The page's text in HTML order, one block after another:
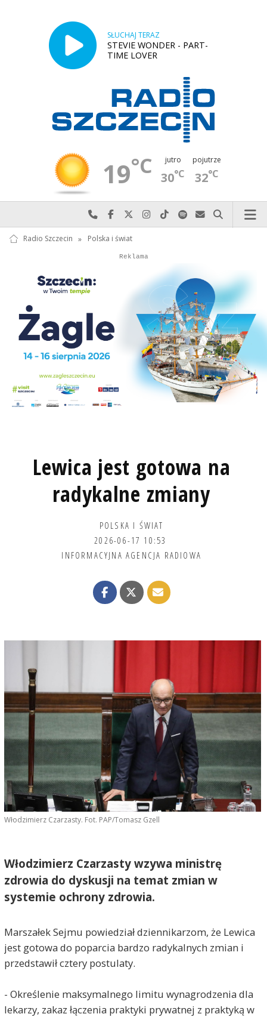
SŁUCHAJ TERAZ
STEVIE WONDER - PART-
TIME LOVER
19°C jutro
30°C
pojutrze
32°C
Najlepiej po prostu do nas zadzwoń
Odwiedź nas na Facebook-u
Odwiedź nas na X
Odwiedź nas na Instagram-ie
Odwiedź nas na TikTok-u
Szukaj nas na Spotify
Wyślij do nas
Szukaj
Radio Szczecin » Polska i świat
Autopromocja
Reklama
Lewica jest gotowa na
radykalne zmiany
POLSKA I ŚWIAT
2026-06-17 10:53
INFORMACYJNA AGENCJA RADIOWA
Włodzimierz Czarzasty. Fot. PAP/Tomasz Gzell
Włodzimierz Czarzasty wzywa ministrę
zdrowia do dyskusji na temat zmian w
systemie ochrony zdrowia.
Marszałek Sejmu powiedział dziennikarzom, że Lewica
jest gotowa do poparcia bardzo radykalnych zmian i
przedstawił cztery postulaty.
- Określenie maksymalnego limitu wynagrodzenia dla
lekarzy, zakaz łączenia praktyki prywatnej z praktyką w